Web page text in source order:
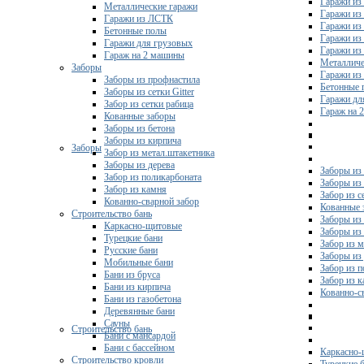
Гаражи из
Гаражи из
Гаражи
Гаражи из
Гаражи
Бетонные
Гаражи
Гараж на
Заборы
Заборы из
Заборы из
Забор из
Кованные
Заборы из
Заборы из
Забор из
Заборы из
Забор из
Забор из
Кованно-
Строительство бань
Металлические гаражи
Гаражи из ЛСТК
Бетонные полы
Гаражи для грузовых
Гараж на 2 машины
Заборы
Заборы из профнастила
Заборы из сетки Gitter
Забор из сетки рабица
Кованные заборы
Заборы из бетона
Заборы из кирпича
Забор из метал.штакетника
Заборы из дерева
Забор из поликарбоната
Забор из камня
Кованно-сварной забор
Строительство бань
Каркасно-щитовые
Турецкие бани
Русские бани
Мобильные бани
Бани из бруса
Бани из кирпича
Бани из газобетона
Деревянные бани
Сауны
Бани с мансардой
Бани с бассейном
Строительство кровли